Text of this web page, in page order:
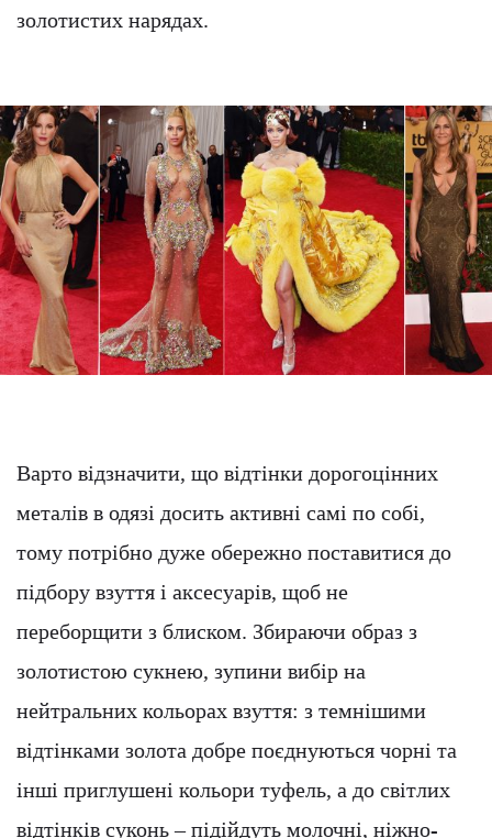
золотистих нарядах.
Варто відзначити, що відтінки дорогоцінних
металів в одязі досить активні самі по собі,
тому потрібно дуже обережно поставитися до
підбору взуття і аксесуарів, щоб не
переборщити з блиском. Збираючи образ з
золотистою сукнею, зупини вибір на
нейтральних кольорах взуття: з темнішими
відтінками золота добре поєднуються чорні та
інші приглушені кольори туфель, а до світлих
відтінків суконь – підійдуть молочні, ніжно-